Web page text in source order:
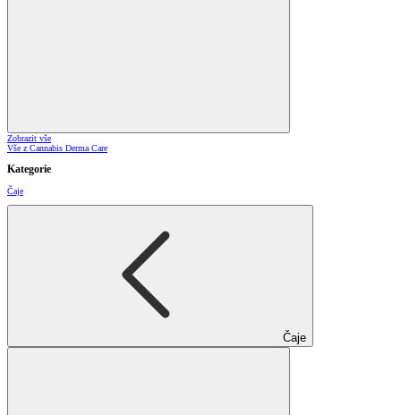
Zobrazit vše
Vše z Cannabis Derma Care
Kategorie
Čaje
Čaje